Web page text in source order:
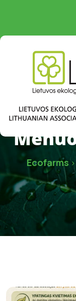
Ecofarms>